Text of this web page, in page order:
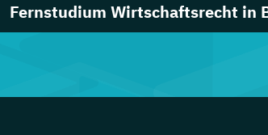
Fernstudium Wirtschaftsrecht in